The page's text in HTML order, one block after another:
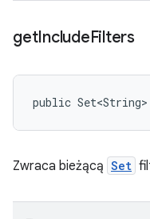
getIncludeFilters
public
Zwraca bieżącą Set